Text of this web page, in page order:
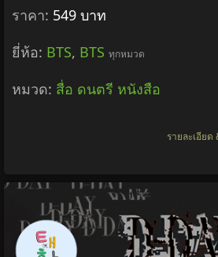
ราคา: 549 บาท
ยี่ห้อ: BTS, BTS ทุกหมวด
หมวด: สื่อ ดนตรี หนังสือ
รายละเอียด